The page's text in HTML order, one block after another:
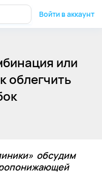
Войти в аккаунт
или
облегчить
обсудим